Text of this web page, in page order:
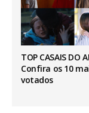
TOP CASAIS DO
Confira os 10
votados